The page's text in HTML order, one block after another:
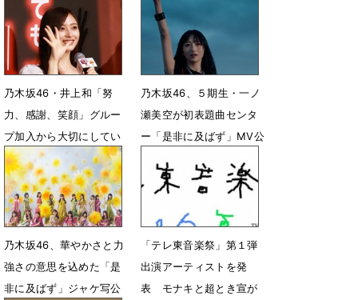
7月19日 19時01分 7月8日 09時29分
乃木坂46・井上和「努
力、感謝、笑顔」グルー
プ加入から大切にしてい
る想い明かす
6月30日 22時09分
乃木坂46、５期生・一ノ
瀬美空が初表題曲センタ
ー「是非に及ばず」MV公
6月28日 14時59分
乃木坂46、華やかさと力
強さの意思を込めた「是
非に及ばず」ジャケ写公
「テレ東音楽祭」第１弾
出演アーティストを発
表 モナキと超とき宣が